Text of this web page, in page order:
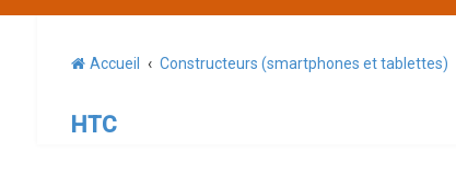
Accueil Constructeurs (smartphones et tablettes)
HTC